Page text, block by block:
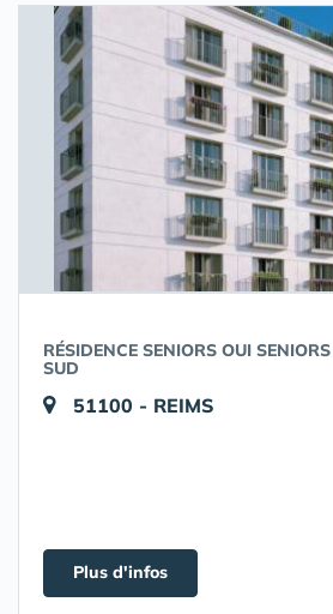
RÉSIDENCE SENIORS OUI
SUD
51100 - REIMS
Plus d'infos